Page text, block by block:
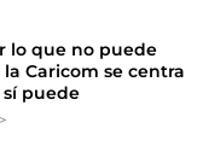
lo que no puede
Caricom se centra
puede